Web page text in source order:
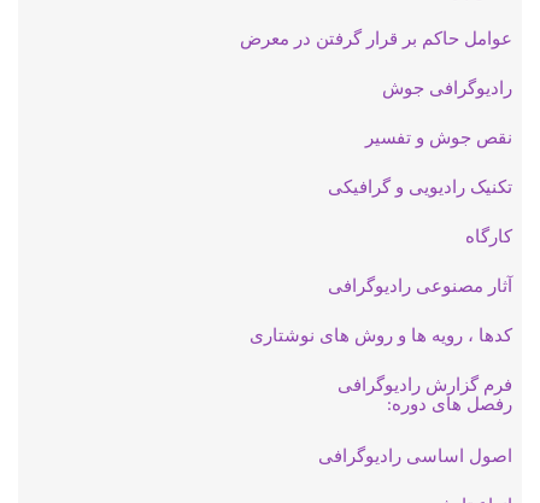
عوامل حاکم بر قرار گرفتن در معرض
رادیوگرافی جوش
نقص جوش و تفسیر
تکنیک رادیویی و گرافیکی
کارگاه
آثار مصنوعی رادیوگرافی
کدها ، رویه ها و روش های نوشتاری
فرم گزارش رادیوگرافی
رفصل های دوره:
اصول اساسی رادیوگرافی